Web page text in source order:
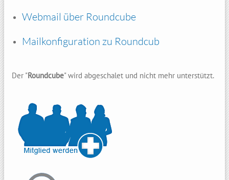
Webmail über Roundcube
Mailkonfiguration zu Roundcub
Der "Roundcube" wird abgeschalet und nicht mehr unterstützt.